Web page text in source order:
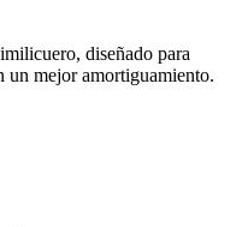
diseñado para
un mejor amortiguamiento.